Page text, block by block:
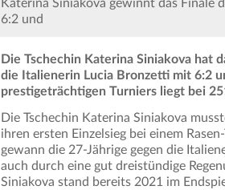
Katerina Siniakova gewinnt das Finale
6:2 und
Die Tschechin Katerina Siniakova hat
die Italienerin Lucia Bronzetti mit 6:2
prestigeträchtigen Turniers liegt bei
Die Tschechin Katerina Siniakova
ihren ersten Einzelsieg bei einem
gewann die 27-Jährige gegen die
auch durch eine gut dreistündige
Siniakova stand bereits 2021 im